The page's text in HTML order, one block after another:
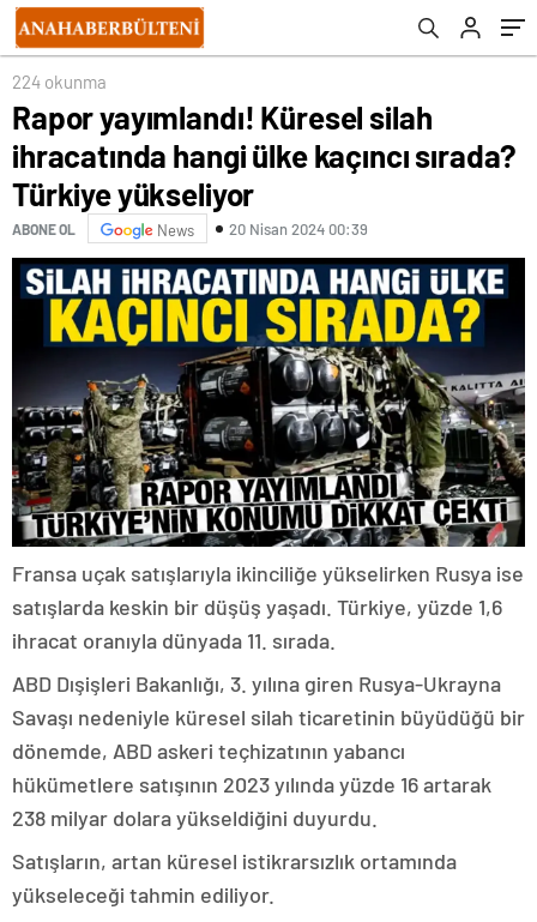
224 okunma
Rapor yayımlandı! Küresel silah
ihracatında hangi ülke kaçıncı sırada?
Türkiye yükseliyor
ABONE OL News 20 Nisan 2024 00:39
Fransa uçak satışlarıyla ikinciliğe yükselirken Rusya ise
satışlarda keskin bir düşüş yaşadı. Türkiye, yüzde 1,6
ihracat oranıyla dünyada 11. sırada.
ABD Dışişleri Bakanlığı, 3. yılına giren Rusya-Ukrayna
Savaşı nedeniyle küresel silah ticaretinin büyüdüğü bir
dönemde, ABD askeri teçhizatının yabancı
hükümetlere satışının 2023 yılında yüzde 16 artarak
238 milyar dolara yükseldiğini duyurdu.
Satışların, artan küresel istikrarsızlık ortamında
yükseleceği tahmin ediliyor.
iyidir